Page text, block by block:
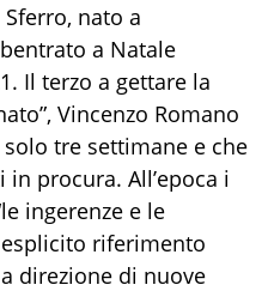
nato a
a Natale
Il terzo a gettare la
Vincenzo Romano
tre settimane e che
procura. All’epoca i
ingerenze e le
riferimento
direzione di nuove